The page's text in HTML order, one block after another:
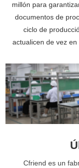
millón para
documentos de
ciclo de
actualicen de vez en
Cfriend es un